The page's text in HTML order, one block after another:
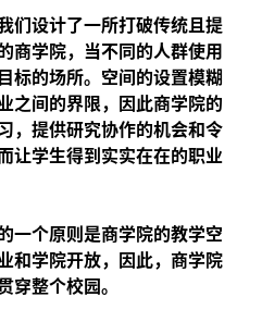
们设计了一所打破传统且提
商学院，当不同的人群使用
标的场所。空间的设置模糊
之间的界限，因此商学院的
，提供研究协作的机会和令
让学生得到实实在在的职业
一个原则是商学院的教学空
和学院开放，因此，商学院
穿整个校园。